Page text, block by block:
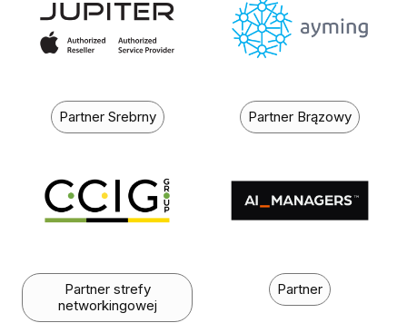
Partner Srebrny Partner Brązowy
Partner strefy
networkingowej
Partner